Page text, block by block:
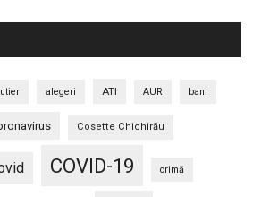
alegeri ATI AUR bani
Cosette Chichirău
COVID-19 crimă